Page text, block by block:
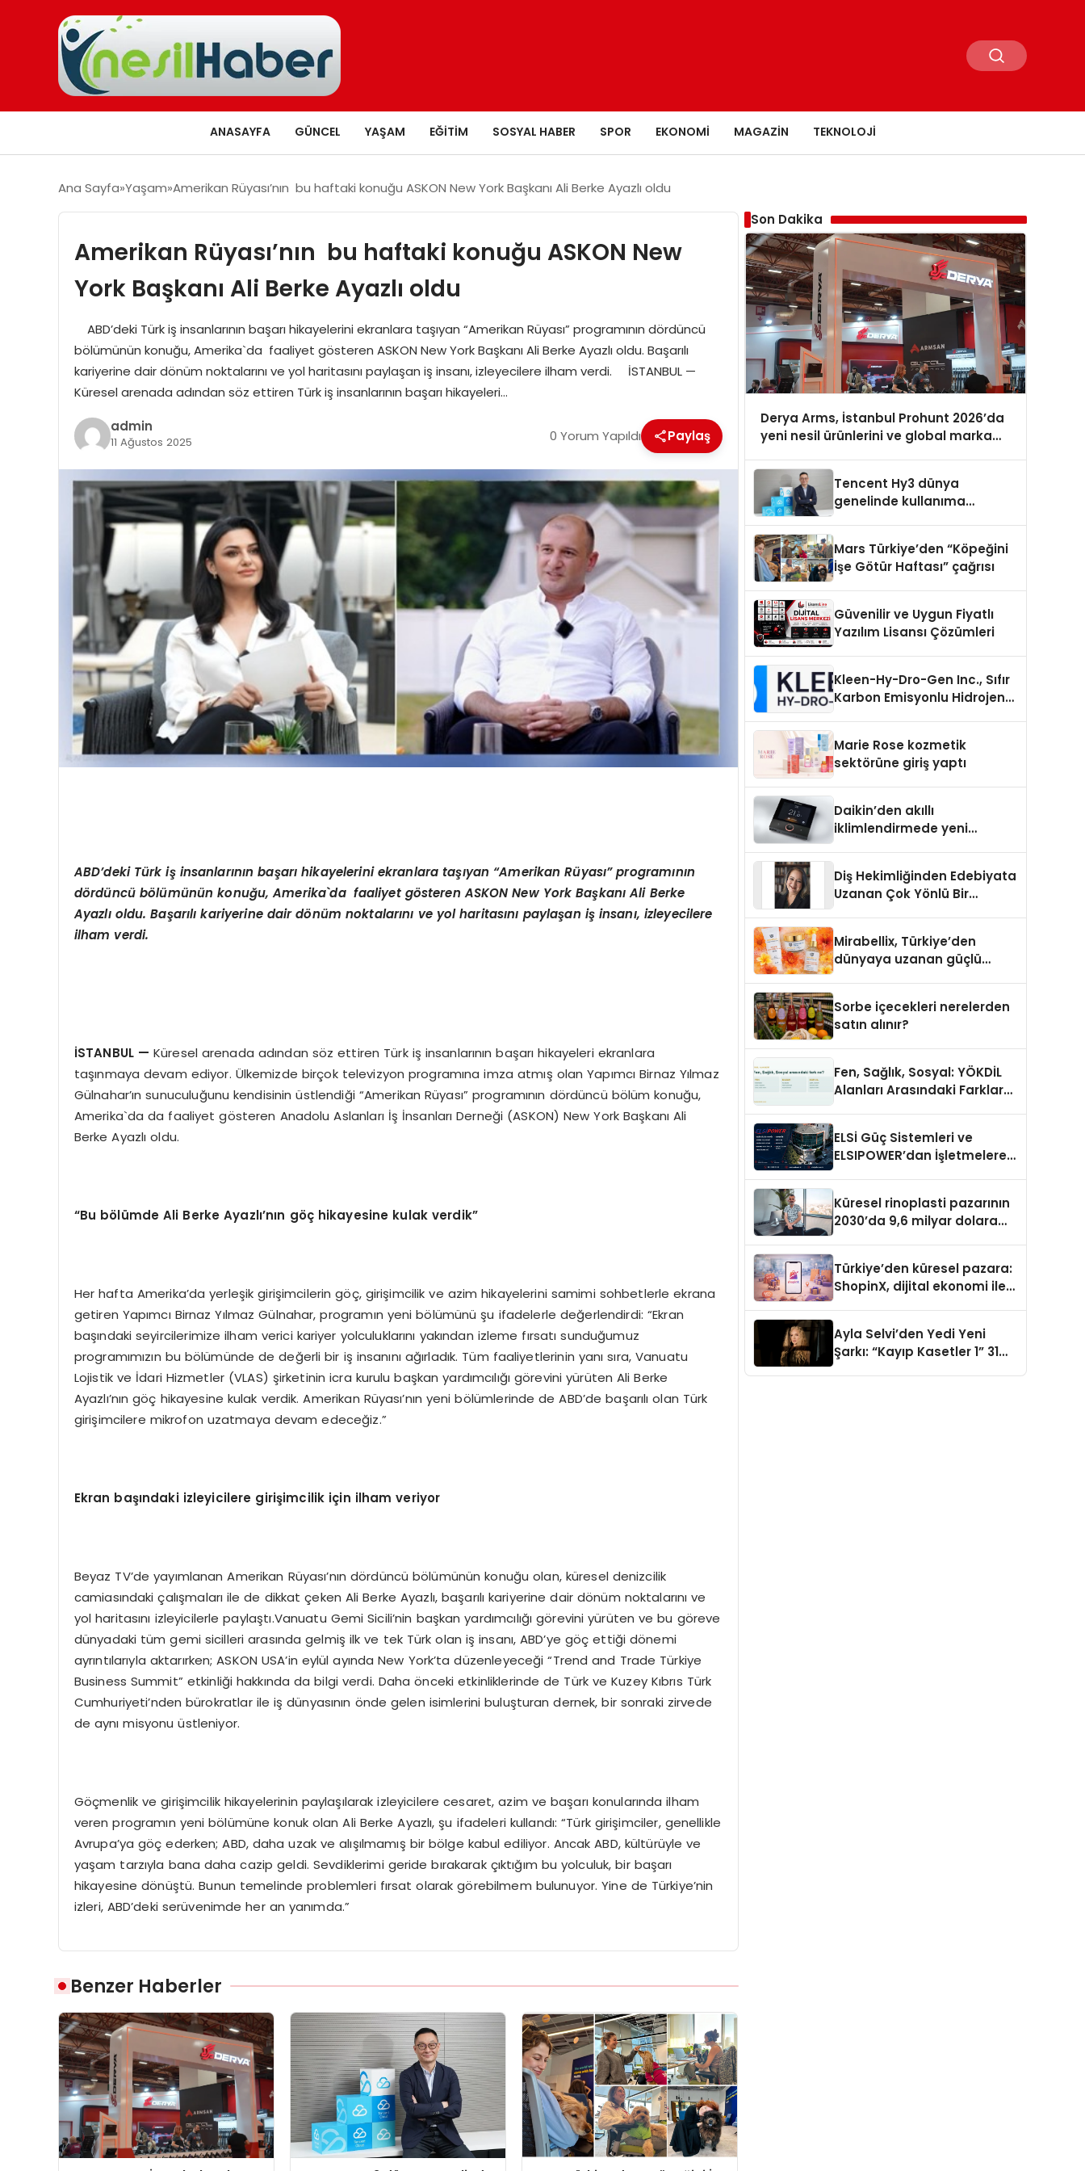
ANASAYFA GÜNCEL YAŞAM EĞITIM SOSYAL HABER SPOR EKONOMI MAGAZIN TEKNOLOJI
Ana Sayfa Yaşam Amerikan Rüyası’nın bu haftaki konuğu ASKON New York Başkanı Ali Berke Ayazlı oldu
Amerikan Rüyası’nın bu haftaki konuğu ASKON New
York Başkanı Ali Berke Ayazlı oldu
ABD’deki Türk iş insanlarının başarı hikayelerini ekranlara taşıyan “Amerikan Rüyası” programının dördüncü
bölümünün konuğu, Amerika`da faaliyet gösteren ASKON New York Başkanı Ali Berke Ayazlı oldu. Başarılı
kariyerine dair dönüm noktalarını ve yol haritasını paylaşan iş insanı, izleyecilere ilham verdi. İSTANBUL —
Küresel arenada adından söz ettiren Türk iş insanlarının başarı hikayeleri…
admin
11 Ağustos 2025 0 Yorum Yapıldı Paylaş
ABD’deki Türk iş insanlarının başarıhikayelerini ekranlara taşıyan “Amerikan Rüyası”programının
dördüncü bölümünün konuğu, Amerika`da faaliyet gösteren ASKON New York BaşkanıAli Berke
Ayazlı oldu. Başarılıkariyerine dair dönüm noktalarını ve yol haritasını paylaşan iş insanı, izleyecilere
ilham verdi.
İSTANBUL — Küresel arenada adından söz ettiren Türk iş insanlarının başarı hikayeleri ekranlara
taşınmaya devam ediyor. Ülkemizde birçok televizyon programına imza atmış olan Yapımcı Birnaz Yılmaz
Gülnahar’ın sunuculuğunu kendisinin üstlendiği “Amerikan Rüyası” programının dördüncü bölüm konuğu,
Amerika`da da faaliyet gösteren Anadolu Aslanları İş İnsanları Derneği (ASKON) New York Başkanı Ali
Berke Ayazlı oldu.
“Bu bölümde Ali Berke Ayazlı’nın göç hikayesine kulak verdik”
Her hafta Amerika’da yerleşik girişimcilerin göç, girişimcilik ve azim hikayelerini samimi sohbetlerle ekrana
getiren Yapımcı Birnaz Yılmaz Gülnahar, programın yeni bölümünü şu ifadelerle değerlendirdi: “Ekran
başındaki seyircilerimize ilham verici kariyer yolculuklarını yakından izleme fırsatı sunduğumuz
programımızın bu bölümünde de değerli bir iş insanını ağırladık. Tüm faaliyetlerinin yanı sıra, Vanuatu
Lojistik ve İdari Hizmetler (VLAS) şirketinin icra kurulu başkan yardımcılığı görevini yürüten Ali Berke
Ayazlı’nın göç hikayesine kulak verdik. Amerikan Rüyası’nın yeni bölümlerinde de ABD’de başarılı olan Türk
girişimcilere mikrofon uzatmaya devam edeceğiz.”
Ekran başındaki izleyicilere girişimcilik için ilham veriyor
Beyaz TV’de yayımlanan Amerikan Rüyası’nın dördüncü bölümünün konuğu olan, küresel denizcilik
camiasındaki çalışmaları ile de dikkat çeken Ali Berke Ayazlı, başarılı kariyerine dair dönüm noktalarını ve
yol haritasını izleyicilerle paylaştı.Vanuatu Gemi Sicili’nin başkan yardımcılığı görevini yürüten ve bu göreve
dünyadaki tüm gemi sicilleri arasında gelmiş ilk ve tek Türk olan iş insanı, ABD’ye göç ettiği dönemi
ayrıntılarıyla aktarırken; ASKON USA’in eylül ayında New York’ta düzenleyeceği “Trend and Trade Türkiye
Business Summit” etkinliği hakkında da bilgi verdi. Daha önceki etkinliklerinde de Türk ve Kuzey Kıbrıs Türk
Cumhuriyeti’nden bürokratlar ile iş dünyasının önde gelen isimlerini buluşturan dernek, bir sonraki zirvede
de aynı misyonu üstleniyor.
Göçmenlik ve girişimcilik hikayelerinin paylaşılarak izleyicilere cesaret, azim ve başarı konularında ilham
veren programın yeni bölümüne konuk olan Ali Berke Ayazlı, şu ifadeleri kullandı: “Türk girişimciler, genellikle
Avrupa’ya göç ederken; ABD, daha uzak ve alışılmamış bir bölge kabul ediliyor. Ancak ABD, kültürüyle ve
yaşam tarzıyla bana daha cazip geldi. Sevdiklerimi geride bırakarak çıktığım bu yolculuk, bir başarı
hikayesine dönüştü. Bunun temelinde problemleri fırsat olarak görebilmem bulunuyor. Yine de Türkiye’nin
izleri, ABD’deki serüvenimde her an yanımda.”
Benzer Haberler
Son Dakika
Derya Arms, İstanbul Prohunt 2026’da
yeni nesil ürünlerini ve global marka
Tencent Hy3 dünya
genelinde kullanıma
Mars Türkiye’den “Köpeğini
İşe Götür Haftası” çağrısı
Güvenilir ve Uygun Fiyatlı
Yazılım Lisansı Çözümleri
Kleen-Hy-Dro-Gen Inc., Sıfır
Karbon Emisyonlu Hidrojen
Aldı
Marie Rose kozmetik
sektörüne giriş yaptı
Daikin’den akıllı
iklimlendirmede yeni
Diş Hekimliğinden Edebiyata
Uzanan Çok Yönlü Bir
Mirabellix, Türkiye’den
dünyaya uzanan güçlü
Sorbe içecekleri nerelerden
satın alınır?
Fen, Sağlık, Sosyal: YÖKDİL
Alanları Arasındaki Farklar
ELSİ Güç Sistemleri ve
ELSIPOWER’dan İşletmelere
Küresel rinoplasti pazarının
2030’da 9,6 milyar dolara
Türkiye’den küresel pazara:
ShopinX, dijital ekonomi ile
Ayla Selvi’den Yedi Yeni
Şarkı: “Kayıp Kasetler 1” 31